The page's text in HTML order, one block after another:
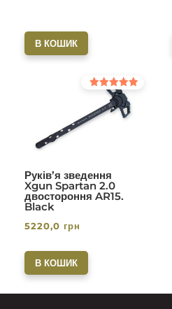
В КОШИК
Руків’я зведення
Xgun Spartan 2.0
двостороння AR15.
Black
Оцінено в
з 5
5220,0 грн
В КОШИК